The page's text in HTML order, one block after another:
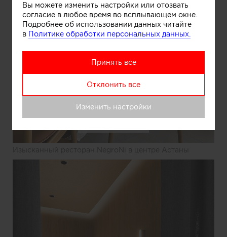
Вы можете изменить настройки или отозвать
согласие в любое время во всплывающем окне.
Подробнее об использовании данных читайте
в Политике обработки персональных данных.
Принять все
Отклонить все
Изменить настройки